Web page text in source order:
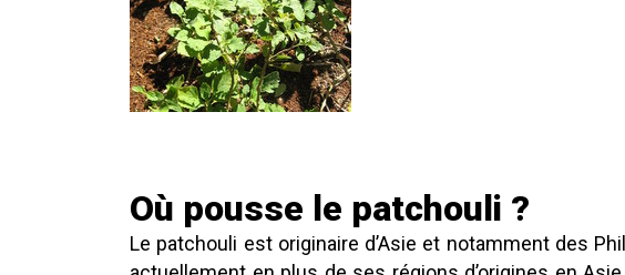
Où pousse le patchouli ?
Le patchouli est originaire d’Asie et notamment des